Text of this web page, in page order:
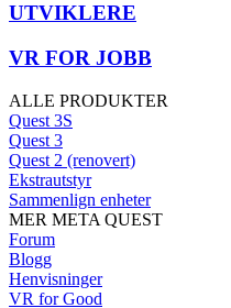
UTVIKLERE
VR FOR JOBB
ALLE PRODUKTER
Quest 3S
Quest 3
Quest 2 (renovert)
Ekstrautstyr
Sammenlign enheter
MER META QUEST
Forum
Blogg
Henvisninger
VR for Good